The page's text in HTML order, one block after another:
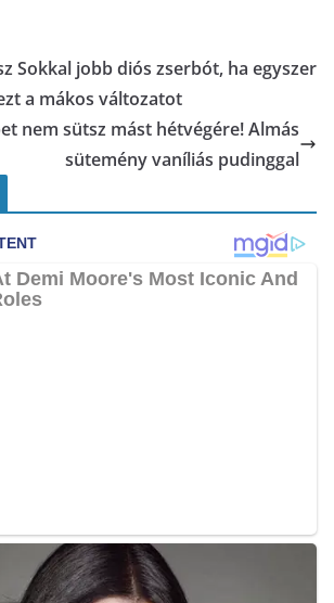
Sokkal jobb diós zserbót, ha egyszer
a mákos változatot
nem sütsz mást hétvégére! Almás
sütemény vaníliás pudinggal